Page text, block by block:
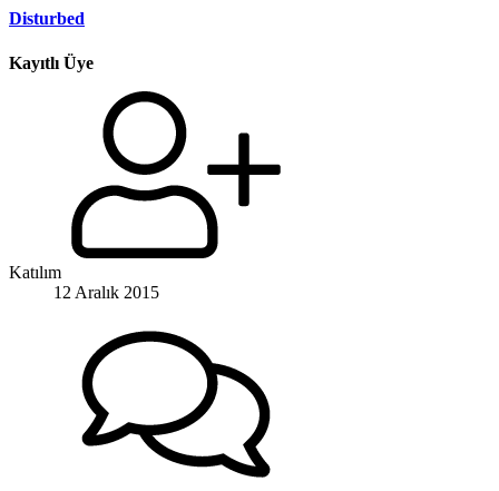
Disturbed
Kayıtlı Üye
Katılım
12 Aralık 2015